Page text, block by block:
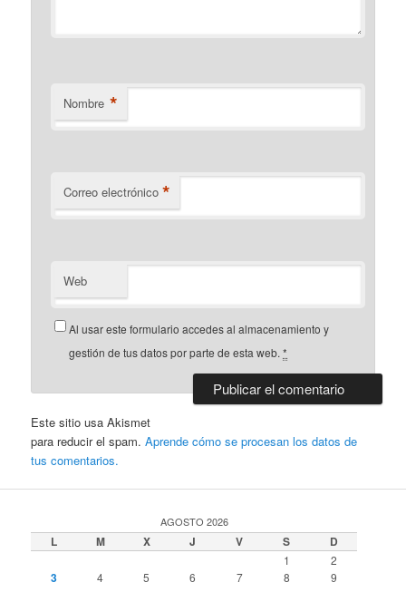
Nombre *
Correo electrónico *
Web
Al usar este formulario accedes al almacenamiento y
gestión de tus datos por parte de esta web.*
Este sitio usa Akismet
para reducir el spam.Aprende cómo se procesan los datos de
tus comentarios.
AGOSTO 2026
L M X J V S D
1 2
3 4 5 6 7 8
9